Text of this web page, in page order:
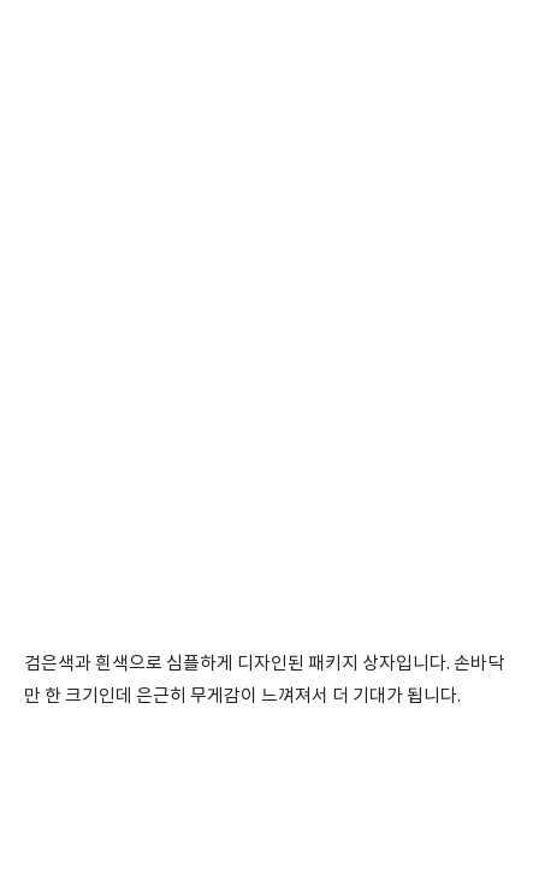
검은색과 흰색으로 심플하게 디자인된 패키지 상자입니다. 손바닥
만 한 크기인데 은근히 무게감이 느껴져서 더 기대가 됩니다.